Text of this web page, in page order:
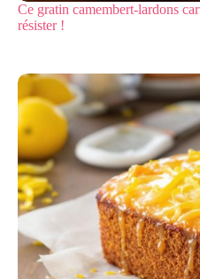
Ce gratin camembert-lardons
résister !